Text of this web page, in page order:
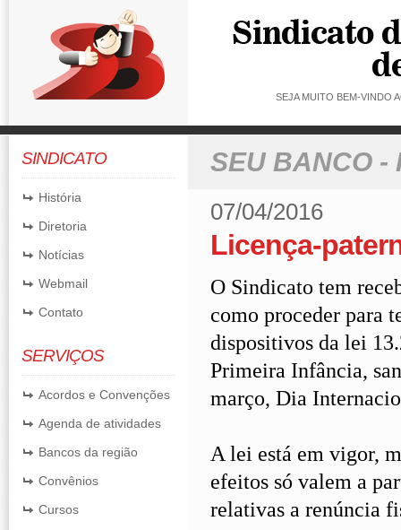
SEJA MUITO BEM-
SINDICATO
História
Diretoria
Notícias
Webmail
Contato
SERVIÇOS
Acordos e Convenções
Agenda de atividades
Bancos da região
Convênios
Cursos
SEU BANCO -
07/04/2016
Licença-
O Sindicato tem
como proceder para
dispositivos da lei
Primeira Infância,
março, Dia
A lei está em vigor,
efeitos só valem a
relativas a renúncia